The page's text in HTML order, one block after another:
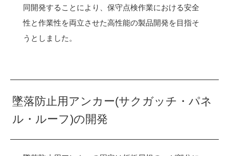
同開発することにより、保守点検作業における安全
性と作業性を両立させた高性能の製品開発を目指そ
うとしました。
墜落防止用アンカー(サクガッチ・パネ
ル・ルーフ)の開発